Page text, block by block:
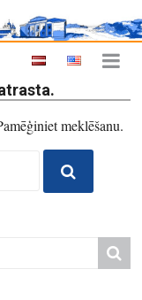
meklēšanu.